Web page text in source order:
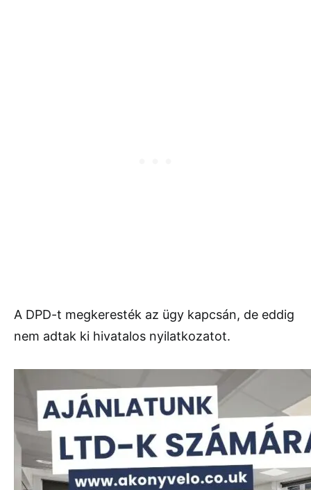
A DPD-t megkeresték az ügy kapcsán, de eddig
nem adtak ki hivatalos nyilatkozatot.